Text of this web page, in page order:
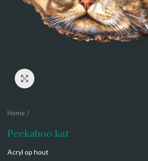
Home
Peekaboo kat
Acryl op hout